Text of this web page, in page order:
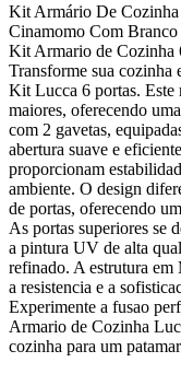
Kit Armário De
Cinamomo Com
Kit Armario de Cozinha
Transforme sua cozinha
Kit Lucca 6 portas. Este
maiores, oferecendo
com 2 gavetas,
abertura suave e
proporcionam
ambiente. O design
de portas, oferecendo
As portas superiores se
a pintura UV de alta
refinado. A estrutura
a resistencia e a
Experimente a fusao
Armario de Cozinha
cozinha para um